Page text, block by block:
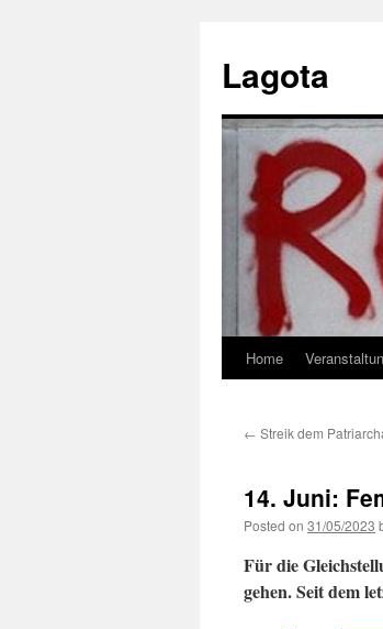
content
Lagota
Home
← Streik dem
14. Juni:
Posted on 31/05/2023
Für die
gehen. Seit dem